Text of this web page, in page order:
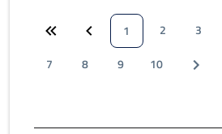
1 2 3
7
8 9 10